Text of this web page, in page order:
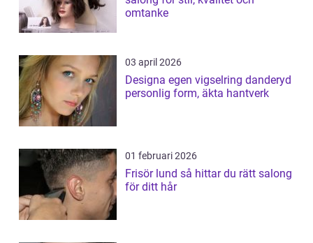
omtanke
03 april 2026
Designa egen vigselring danderyd
personlig form, äkta hantverk
01 februari 2026
Frisör lund så hittar du rätt salong
för ditt hår